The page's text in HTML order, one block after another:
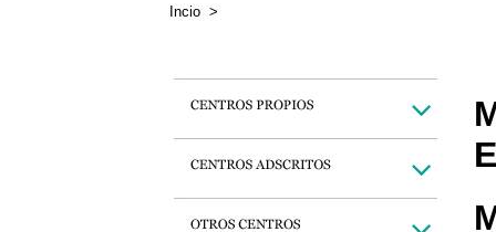
Incio >